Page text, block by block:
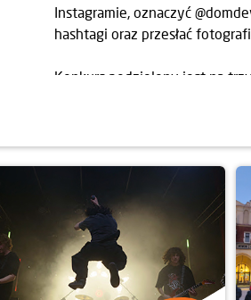
Instagramie, oznaczyć
hashtagi oraz przesłać
Konkurs podzielony jest na
czerwiec, lipiec-sierpień,
architektury. Ogłoszenie
Do wygrania są atrakcyjne
obiektyw (I miejsce w finale),
(II i III miejsce w finale),
Warszawie dla trojga